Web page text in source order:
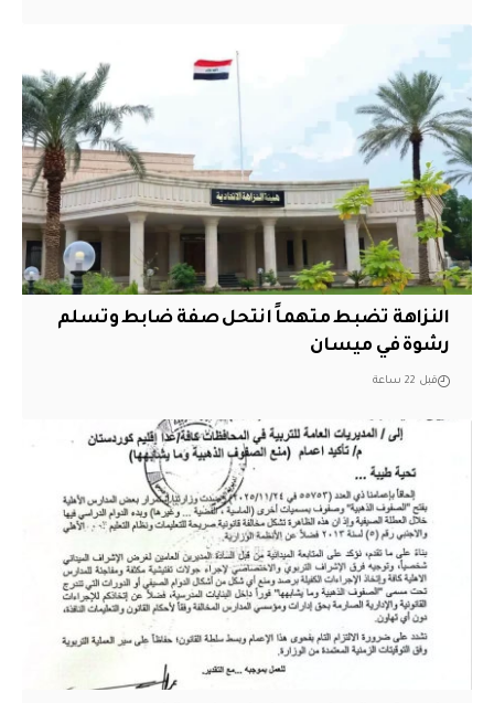
النزاهة تضبط متهماً انتحل صفة ضابط وتسلم
رشوة في ميسان
قبل 22 ساعة